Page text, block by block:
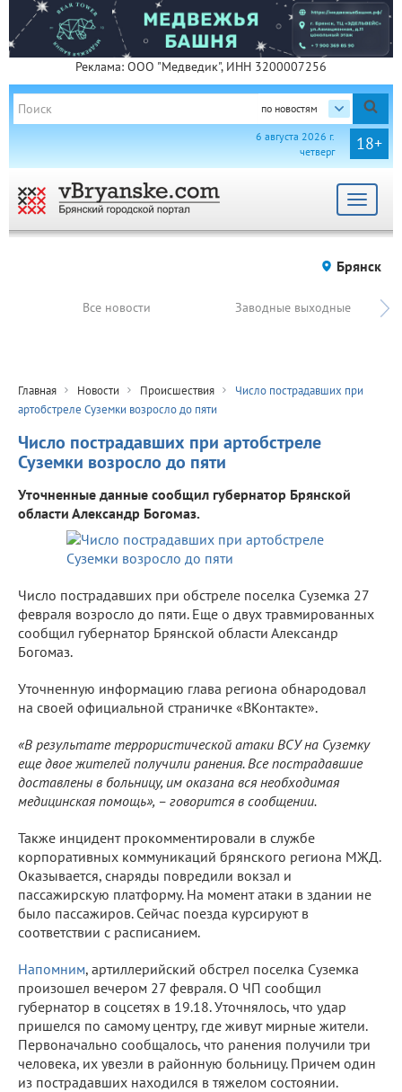
Реклама: ООО "Медведик", ИНН 3200007256
по новостям
18+
6 августа 2026 г.
четверг
Toggle
Брянск
Все новости Заводные выходные
Главная Новости Происшествия
Число пострадавших при
артобстреле Суземки возросло до пяти
Число пострадавших при артобстреле
Суземки возросло до пяти
Уточненные данные сообщил губернатор Брянской
области Александр Богомаз.
Число пострадавших при обстреле поселка Суземка 27
февраля возросло до пяти. Еще о двух травмированных
сообщил губернатор Брянской области Александр
Богомаз.
Уточненную информацию глава региона обнародовал
на своей официальной страничке «ВКонтакте».
«В результате террористической атаки ВСУ на Суземку
еще двое жителей получили ранения. Все пострадавшие
доставлены в больницу, им оказана вся необходимая
медицинская помощь», – говорится в сообщении.
Также инцидент прокомментировали в службе
корпоративных коммуникаций брянского региона МЖД.
Оказывается, снаряды повредили вокзал и
пассажирскую платформу. На момент атаки в здании не
было пассажиров. Сейчас поезда курсируют в
соответствии с расписанием.
Напомним, артиллерийский обстрел поселка Суземка
произошел вечером 27 февраля. О ЧП сообщил
губернатор в соцсетях в 19.18. Уточнялось, что удар
пришелся по самому центру, где живут мирные жители.
Первоначально сообщалось, что ранения получили три
человека, их увезли в районную больницу. Причем один
из пострадавших находился в тяжелом состоянии.